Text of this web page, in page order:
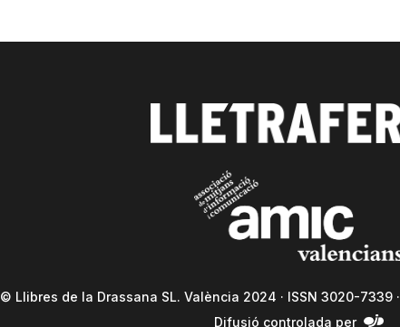
© Llibres de la Drassana SL. València 2024 · ISSN 3020-7339 ·
Difusió controlada per